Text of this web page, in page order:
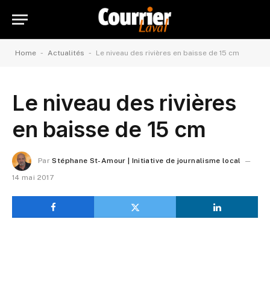
Home - Actualités - Le niveau des rivières en baisse de 15 cm
Le niveau des rivières
en baisse de 15 cm
Par Stéphane St-Amour | Initiative de journalisme local
14 mai 2017